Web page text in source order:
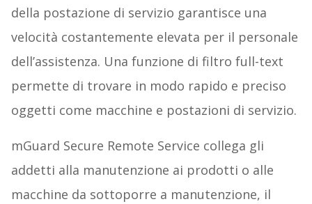
della postazione di servizio garantisce una
velocità costantemente elevata per il personale
dell’assistenza. Una funzione di filtro full-text
permette di trovare in modo rapido e preciso
oggetti come macchine e postazioni di servizio.
mGuard Secure Remote Service collega gli
addetti alla manutenzione ai prodotti o alle
macchine da sottoporre a manutenzione, il